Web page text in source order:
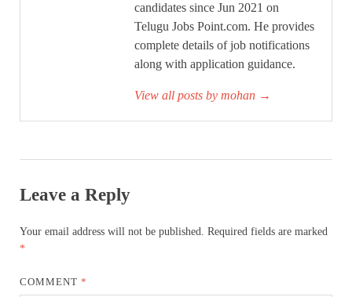
candidates since Jun 2021 on
Telugu Jobs Point.com. He provides
complete details of job notifications
along with application guidance.
View all posts by mohan →
Leave a Reply
Your email address will not be published. Required fields are marked
*
COMMENT*